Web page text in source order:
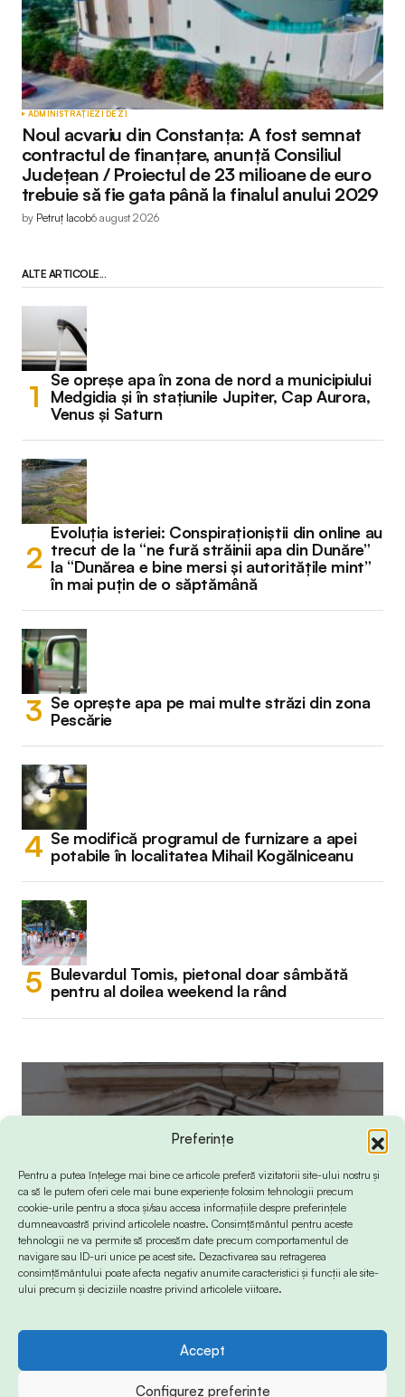
Preferințe
Pentru a putea înțelege mai bine ce articole preferă vizitatorii site-ului nostru și
ca să le putem oferi cele mai bune experiențe folosim tehnologii precum
cookie-urile pentru a stoca și/sau accesa informațiile despre preferințele
dumneavoastră privind articolele noastre. Consimțământul pentru aceste
tehnologii ne va permite să procesăm date precum comportamentul de
navigare sau ID-uri unice pe acest site. Dezactivarea sau retragerea
consimțământului poate afecta negativ anumite caracteristici și funcții ale site-
ului precum și deciziile noastre privind articolele viitoare.
Accept
Configurez preferințe
ADMINISTRAȚIEZI DE ZI
Noul acvariu din Constanța: A fost semnat
contractul de finanțare, anunță Consiliul
Județean / Proiectul de 23 milioane de euro
trebuie să fie gata până la finalul anului 2029
by Petruț Iacob6 august 2026
ALTE ARTICOLE...
Se opreșe apa în zona de nord a municipiului
Medgidia și în stațiunile Jupiter, Cap Aurora,
Venus și Saturn
Evoluția isteriei: Conspiraționiștii din online au
trecut de la “ne fură străinii apa din Dunăre”
la “Dunărea e bine mersi și autoritățile mint”
în mai puțin de o săptămână
Se oprește apa pe mai multe străzi din zona
Pescărie
Se modifică programul de furnizare a apei
potabile în localitatea Mihail Kogălniceanu
Bulevardul Tomis, pietonal doar sâmbătă
pentru al doilea weekend la rând